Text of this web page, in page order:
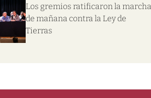
Los gremios ratificaron la marcha
de mañana contra la Ley de
Tierras